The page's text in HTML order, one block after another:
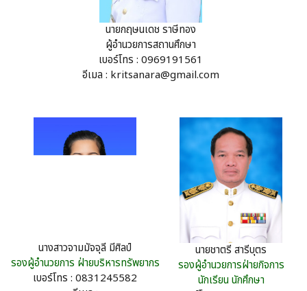
นายกฤษนเดช ราษีทอง
ผู้อำนวยการสถานศึกษา
เบอร์โทร : 0969191561
อีเมล : kritsanara@gmail.com
นางสาวจามมัจจุลี มีศิลป์
รองผู้อำนวยการ ฝ่ายบริหารทรัพยากร
เบอร์โทร : 0831245582
นายชาตรี สารีบุตร
รองผู้อำนวยการฝ่ายกิจการ
นักเรียน นักศึกษา